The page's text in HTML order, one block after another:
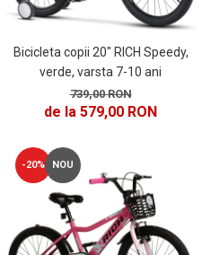
18" (varsta 5-7 ani)
14" (varsta 3-5 ani)
12" (varsta 2-4 ani)
BALANCE BIKE (varsta 2-3 ani)
ALTE ACCESORII
SUPORTI/STANDURI
SCAUNE COPII
COMPONENTE
ANVELOPE SI CAMERE
CADRE SI PIESE
DIRECTIE
FURCI SI AMORTIZOARE
HANORACE
HUSE PANTOFI
PANTOFI CASUAL
PANTOFI CICLISM
OCHELARI
LENTILE
OCHELARI CASUAL
OCHELARI CICLISM
PROSOAPE FITNESS/YOGA
BANDAJE/PROTECTII/
FLEXORI
SALTELE/COVOARE/PAVAJE
MASAJ
Bicicleta copii 20" RICH Speedy,
verde, varsta 7-10 ani
739,00 RON
de la 579,00 RON
-20% NOU